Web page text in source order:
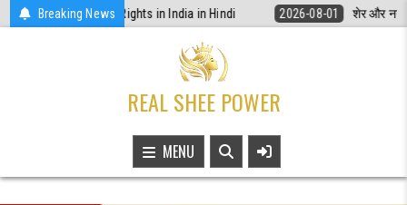
Skip
to
Breaking News
| Women Rights in India in Hindi 2026-08-01 शेर और नन्ही
REAL SHEE POWER
MENU